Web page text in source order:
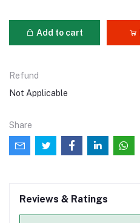
Add to cart
Refund
Not Applicable
Share
Reviews & Ratings